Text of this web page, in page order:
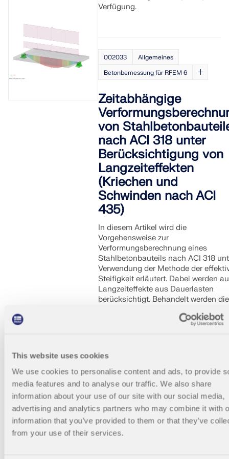
This website uses cookies
We use cookies to personalise content and ads, to provide
media features and to analyse our traffic. We also share
information about your use of our site with our social media,
advertising and analytics partners who may combine it with
information that you’ve provided to them or that they’ve
from your use of their services.
Verfügung.
002033
Allgemeines
Betonbemessung für RFEM 6
Zeitabhängige
von
nach ACI 318 unter
Berücksichtigung von
Langzeiteffekten
(Kriechen und
Schwinden nach ACI
435)
In diesem Artikel wird die
Vorgehensweise zur
Verformungsberechnung eines
Stahlbetonbauteils nach ACI 318
Verwendung der Methode der
Steifigkeit erläutert. Dabei werden
Langzeiteffekte aus Dauerlasten
berücksichtigt. Behandelt werden die
Bemessungssituationen und
Materialeigenschaften (Kriechen,
Schwinden) gemäß ACI 435 und die
Zuweisung der entsprechenden
Lastkombinationen zur präzisen
Berechnung der
Die technische Dokumentation
zudem detaillierte Erläuterungen zu
maßgeblichen Parametern, wie dem
Modulus of Rupture, und zu den